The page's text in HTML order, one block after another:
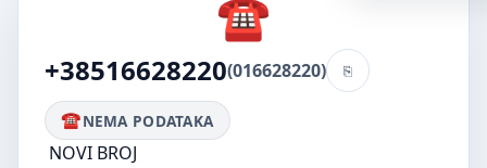
+38516628220(016628220)
NEMA PODATAKA
NOVI BROJ